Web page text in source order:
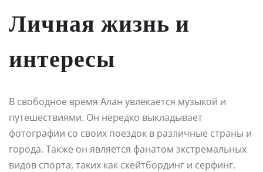
Личная жизнь и
интересы
В свободное время Алан увлекается музыкой и
путешествиями. Он нередко выкладывает
фотографии со своих поездок в различные страны и
города. Также он является фанатом экстремальных
видов спорта, таких как скейтбординг и серфинг.